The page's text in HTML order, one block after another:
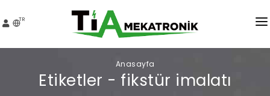
TR
KURUMSAL
HIZMETLER
Anasayfa
Etiketler - fikstür imalatı